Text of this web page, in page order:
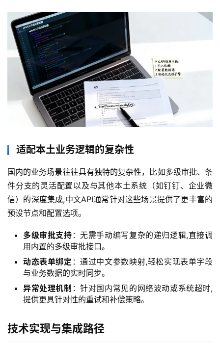
适配本土业务逻辑的复杂性
国内的业务场景往往具有独特的复杂性，比如多级审批、条
件分支的灵活配置以及与其他本土系统（如钉钉、企业微
信）的深度集成,中文API通常针对这些场景提供了更丰富的
预设节点和配置选项。
多级审批支持 ：无需手动编写复杂的递归逻辑,直接调
用内置的多级审批接口。
动态表单绑定 ：通过中文参数映射,轻松实现表单字段
与业务数据的实时同步。
异常处理机制 ：针对国内常见的网络波动或系统超时,
提供更具针对性的重试和补偿策略。
技术实现与集成路径